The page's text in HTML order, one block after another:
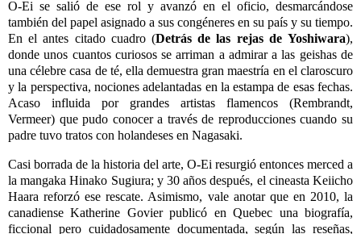
O-Ei se salió de ese rol y avanzó en el oficio, desmarcándose
también del papel asignado a sus congéneres en su país y su tiempo.
En el antes citado cuadro (Detrás de las rejas de Yoshiwara),
donde unos cuantos curiosos se arriman a admirar a las geishas de
una célebre casa de té, ella demuestra gran maestría en el claroscuro
y la perspectiva, nociones adelantadas en la estampa de esas fechas.
Acaso influida por grandes artistas flamencos (Rembrandt,
Vermeer) que pudo conocer a través de reproducciones cuando su
padre tuvo tratos con holandeses en Nagasaki.
Casi borrada de la historia del arte, O-Ei resurgió entonces merced a
la mangaka Hinako Sugiura; y 30 años después, el cineasta Keiicho
Haara reforzó ese rescate. Asimismo, vale anotar que en 2010, la
canadiense Katherine Govier publicó en Quebec una biografía,
ficcional pero cuidadosamente documentada, según las reseñas,